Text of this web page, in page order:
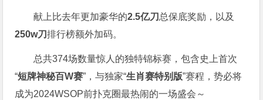
献上比去年更加豪华的2.5亿刀 总保底奖励，以及
250w刀排行榜额外加码。
总共374场数量惊人的独特锦标赛，包含史上首次
“短牌神秘百W赛”，与独家“生肖赛特别版”赛程，势必将
成为2024WSOP前扑克圈最热闹的一场盛会～